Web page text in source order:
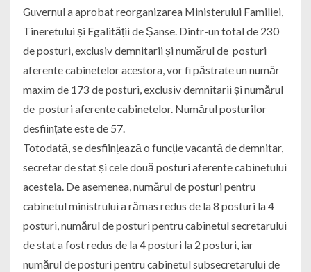
Guvernul a aprobat reorganizarea Ministerului Familiei,
Tineretului și Egalității de Șanse. Dintr-un total de 230
de posturi, exclusiv demnitarii și numărul de posturi
aferente cabinetelor acestora, vor fi păstrate un număr
maxim de 173 de posturi, exclusiv demnitarii și numărul
de posturi aferente cabinetelor. Numărul posturilor
desființate este de 57.
Totodată, se desființează o funcție vacantă de demnitar,
secretar de stat și cele două posturi aferente cabinetului
acesteia. De asemenea, numărul de posturi pentru
cabinetul ministrului a rămas redus de la 8 posturi la 4
posturi, numărul de posturi pentru cabinetul secretarului
de stat a fost redus de la 4 posturi la 2 posturi, iar
numărul de posturi pentru cabinetul subsecretarului de